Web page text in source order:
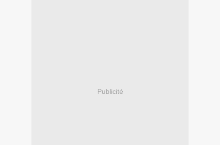
Publicité